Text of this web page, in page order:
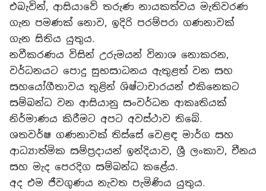
එබැවින්, ආසියාවේ තරුණ නායකත්වය මැතිවරණ
ගැන පමණක් නොව, ඉදිරි පරම්පරා ගණනාවක්
ගැන සිතිය යුතුය.
නවීකරණය විසින් උරුමයන් විනාශ නොකරන,
වර්ධනයට පොදු සුභසාධනය ඇතුළත් වන සහ
සහයෝගීතාවය තුළින් ශිෂ්ටාචාරයන් එකිනෙකට
සම්බන්ධ වන ආසියානු සංවර්ධන ආකෘතියක්
නිර්මාණය කිරීමට අපට අවස්ථාව තිබේ.
ශතවර්ෂ ගණනාවක් තිස්සේ වෙළඳ මාර්ග සහ
ආධ්‍යාත්මික සම්ප්‍රදායන් ඉන්දියාව, ශ්‍රී ලංකාව, චීනය
සහ මැද පෙරදිග සම්බන්ධ කළේය.
අද එම ජීවගුණය නැවත පැමිණිය යුතුය.